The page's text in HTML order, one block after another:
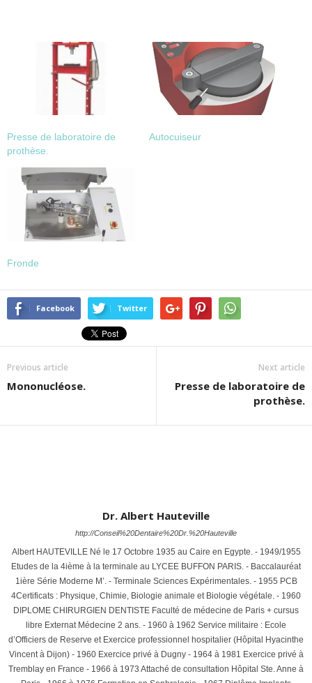
Presse de laboratoire de
prothèse.
Autocuiseur
Fronde
Facebook Twitter
Previous article
Mononucléose.
Next article
Presse de laboratoire de
prothèse.
Dr. Albert Hauteville
http://Conseil%20Dentaire%20Dr.%20Hauteville
Albert HAUTEVILLE Né le 17 Octobre 1935 au Caire en Egypte. - 1949/1955
Etudes de la 4ième à la terminale au LYCEE BUFFON PARIS. - Baccalauréat
1ière Série Moderne M’. - Terminale Sciences Expérimentales. - 1955 PCB
4Certificats : Physique, Chimie, Biologie animale et Biologie végétale. - 1960
DIPLOME CHIRURGIEN DENTISTE Faculté de médecine de Paris + cursus
libre Externat Médecine 2 ans. - 1960 à 1962 Service militaire : Ecole
d’Officiers de Reserve et Exercice professionnel hospitalier (Hôpital Hyacinthe
Vincent à Dijon) - 1960 Exercice privé à Dugny - 1964 à 1981 Exercice privé à
Tremblay en France - 1966 à 1973 Attaché de consultation Hôpital Ste. Anne à